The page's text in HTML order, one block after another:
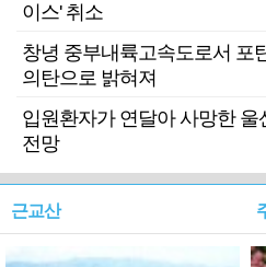
이스' 취소
창녕 중부내륙고속도로서
의탄으로 밝혀져
입원환자가 연달아 사망한 울
전망
근교산